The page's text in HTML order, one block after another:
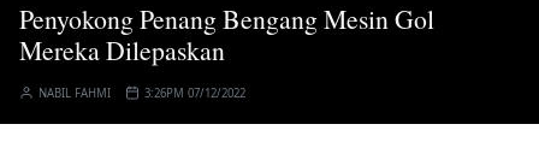
Penyokong Penang Bengang Mesin Gol
Mereka Dilepaskan
NABIL FAHMI 3:26PM 07/12/2022